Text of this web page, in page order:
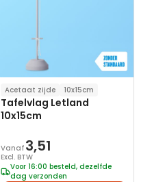
Acetaat zijde 10x15cm
Tafelvlag Letland
10x15cm
Vanaf 3,51
Excl. BTW
Voor 16:00 besteld, dezelfde
dag verzonden